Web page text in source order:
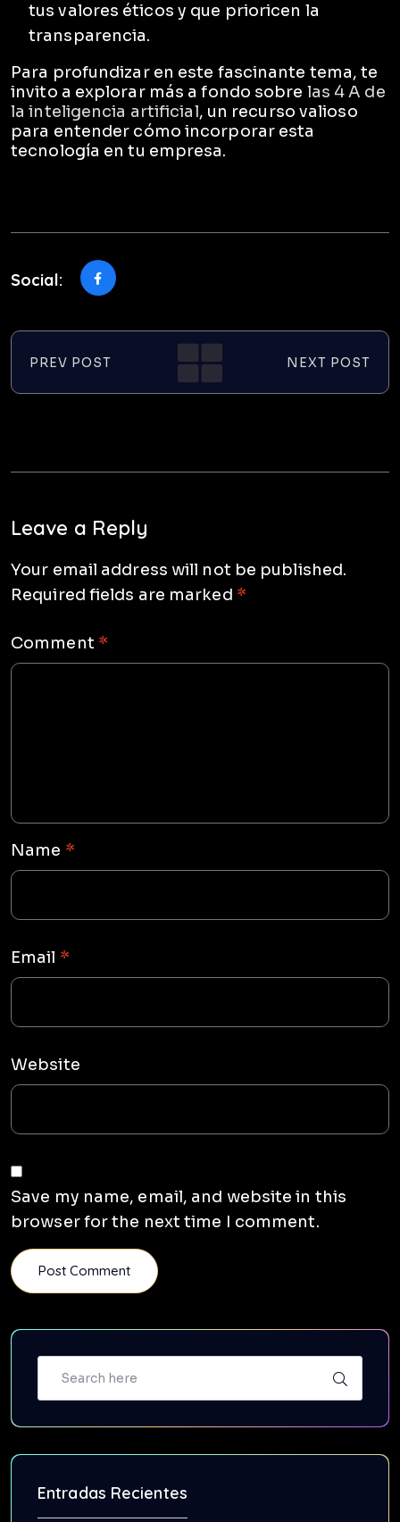
tus valores éticos y que prioricen la
transparencia.
Para profundizar en este fascinante tema, te
invito a explorar más a fondo sobre las 4 A de
la inteligencia artificial, un recurso valioso
para entender cómo incorporar esta
tecnología en tu empresa.
Social:
PREV POST NEXT POST
Leave a Reply
Your email address will not be published.
Required fields are marked *
Comment *
Name *
Email *
Website
Save my name, email, and website in this
browser for the next time I comment.
Entradas Recientes